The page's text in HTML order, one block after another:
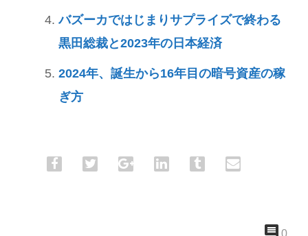
バズーカではじまりサプライズで終わる
黒田総裁と2023年の日本経済
2024年、誕生から16年目の暗号資産の稼
ぎ方
0